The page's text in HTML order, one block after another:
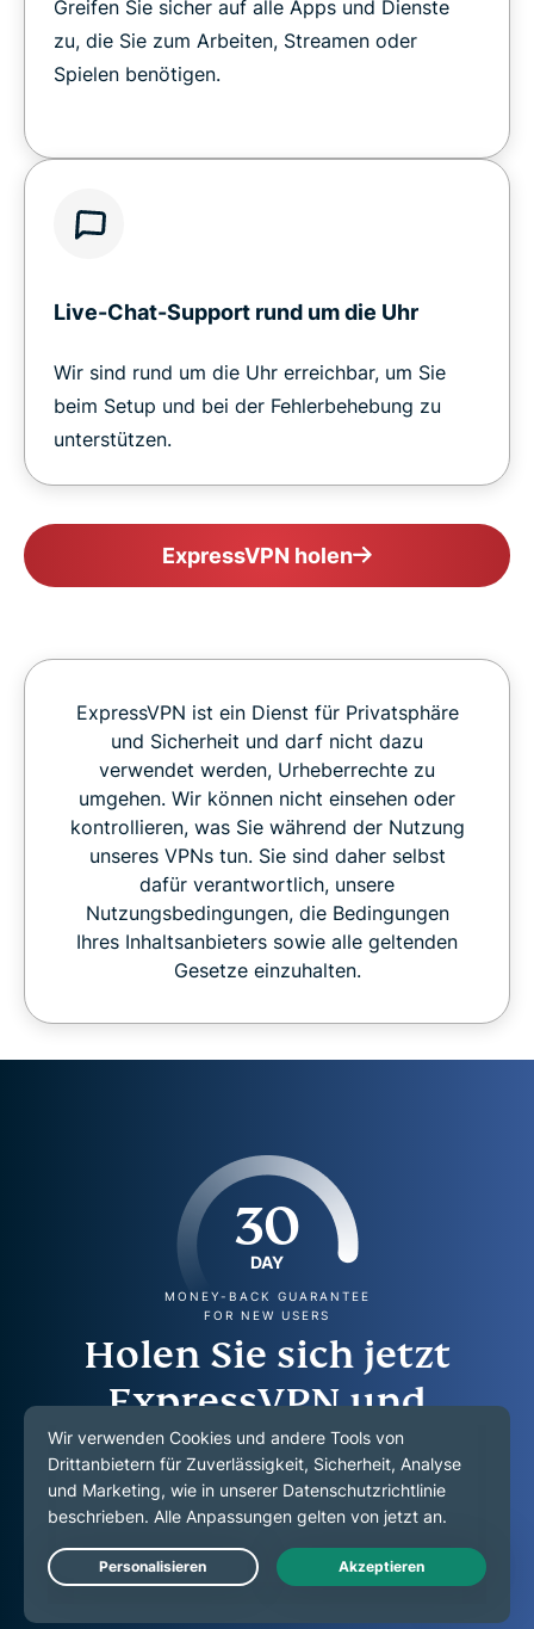
Greifen Sie sicher auf alle Apps und Dienste
zu, die Sie zum Arbeiten, Streamen oder
Spielen benötigen.
Live-Chat-Support rund um die Uhr
Wir sind rund um die Uhr erreichbar, um Sie
beim Setup und bei der Fehlerbehebung zu
unterstützen.
ExpressVPN holen
ExpressVPN ist ein Dienst für Privatsphäre
und Sicherheit und darf nicht dazu
verwendet werden, Urheberrechte zu
umgehen. Wir können nicht einsehen oder
kontrollieren, was Sie während der Nutzung
unseres VPNs tun. Sie sind daher selbst
dafür verantwortlich, unsere
Nutzungsbedingungen, die Bedingungen
Ihres Inhaltsanbieters sowie alle geltenden
Gesetze einzuhalten.
30
DAY
MONEY-BACK GUARANTEE
FOR NEW USERS
Holen Sie sich jetzt
ExpressVPN und
entsperren Sie alles, was
das Internet zu bieten
hat.
Live Chat